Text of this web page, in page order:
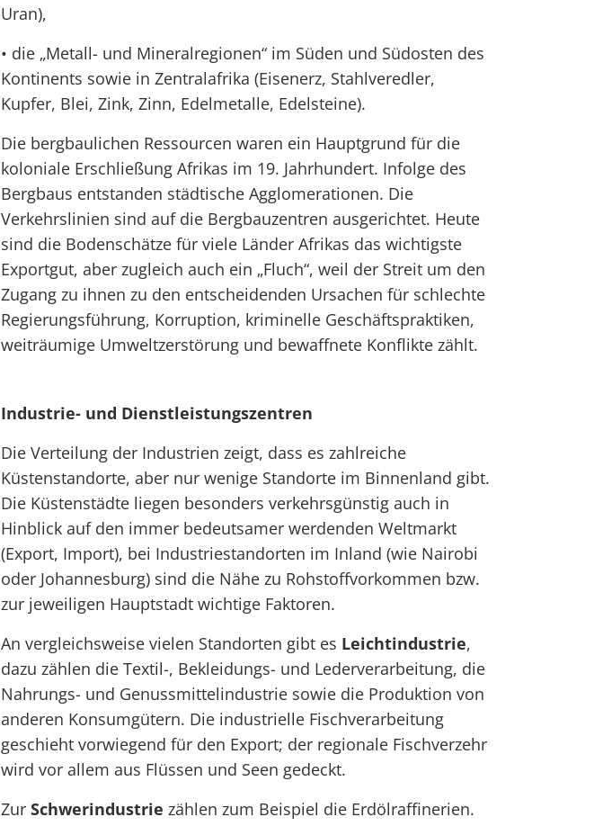
Uran),
• die „Metall- und Mineralregionen“ im Süden und Südosten des
Kontinents sowie in Zentralafrika (Eisenerz, Stahlveredler,
Kupfer, Blei, Zink, Zinn, Edelmetalle, Edelsteine).
Die bergbaulichen Ressourcen waren ein Hauptgrund für die
koloniale Erschließung Afrikas im 19. Jahrhundert. Infolge des
Bergbaus entstanden städtische Agglomerationen. Die
Verkehrslinien sind auf die Bergbauzentren ausgerichtet. Heute
sind die Bodenschätze für viele Länder Afrikas das wichtigste
Exportgut, aber zugleich auch ein „Fluch“, weil der Streit um den
Zugang zu ihnen zu den entscheidenden Ursachen für schlechte
Regierungsführung, Korruption, kriminelle Geschäftspraktiken,
weiträumige Umweltzerstörung und bewaffnete Konflikte zählt.
Industrie- und Dienstleistungszentren
Die Verteilung der Industrien zeigt, dass es zahlreiche
Küstenstandorte, aber nur wenige Standorte im Binnenland gibt.
Die Küstenstädte liegen besonders verkehrsgünstig auch in
Hinblick auf den immer bedeutsamer werdenden Weltmarkt
(Export, Import), bei Industriestandorten im Inland (wie Nairobi
oder Johannesburg) sind die Nähe zu Rohstoffvorkommen bzw.
zur jeweiligen Hauptstadt wichtige Faktoren.
An vergleichsweise vielen Standorten gibt es Leichtindustrie,
dazu zählen die Textil-, Bekleidungs- und Lederverarbeitung, die
Nahrungs- und Genussmittelindustrie sowie die Produktion von
anderen Konsumgütern. Die industrielle Fischverarbeitung
geschieht vorwiegend für den Export; der regionale Fischverzehr
wird vor allem aus Flüssen und Seen gedeckt.
Zur Schwerindustrie zählen zum Beispiel die Erdölraffinerien.